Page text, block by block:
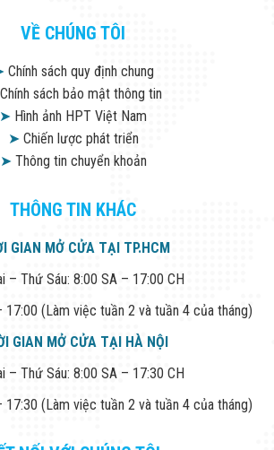
VỀ CHÚNG TÔI
Chính sách quy định chung
sách bảo mật thông tin
➤ Hình ảnh HPT Việt Nam
➤Chiến lược phát triển
➤Thông tin chuyển khoản
THÔNG TIN KHÁC
GIAN MỞ CỬA TẠI TP.HCM
– Thứ Sáu: 8:00 SA – 17:00 CH
17:00 (Làm việc tuần 2 và tuần 4 của tháng)
GIAN MỞ CỬA TẠI HÀ NỘI
– Thứ Sáu: 8:00 SA – 17:30 CH
17:30 (Làm việc tuần 2 và tuần 4 của tháng)